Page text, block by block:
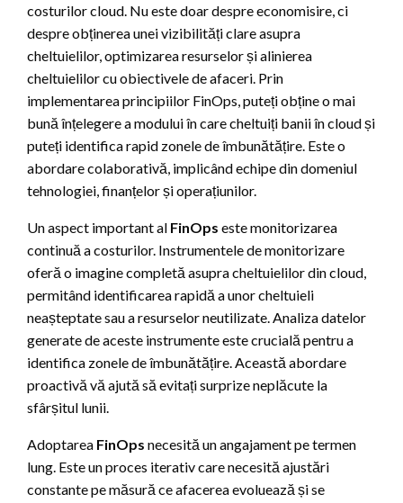
costurilor cloud. Nu este doar despre economisire, ci
despre obținerea unei vizibilități clare asupra
cheltuielilor, optimizarea resurselor și alinierea
cheltuielilor cu obiectivele de afaceri. Prin
implementarea principiilor FinOps, puteți obține o mai
bună înțelegere a modului în care cheltuiți banii în cloud și
puteți identifica rapid zonele de îmbunătățire. Este o
abordare colaborativă, implicând echipe din domeniul
tehnologiei, finanțelor și operațiunilor.
Un aspect important al FinOps este monitorizarea
continuă a costurilor. Instrumentele de monitorizare
oferă o imagine completă asupra cheltuielilor din cloud,
permitând identificarea rapidă a unor cheltuieli
neașteptate sau a resurselor neutilizate. Analiza datelor
generate de aceste instrumente este crucială pentru a
identifica zonele de îmbunătățire. Această abordare
proactivă vă ajută să evitați surprize neplăcute la
sfârșitul lunii.
Adoptarea FinOps necesită un angajament pe termen
lung. Este un proces iterativ care necesită ajustări
constante pe măsură ce afacerea evoluează și se